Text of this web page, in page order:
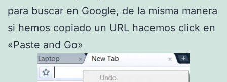
para buscar en Google, de la misma manera
si hemos copiado un URL hacemos click en
«Paste and Go»